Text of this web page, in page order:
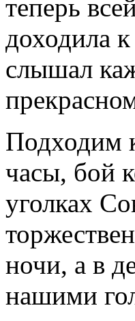
теперь
доходила
слышал
Подходим
часы, бой
уголках
ночи, а в
нашими